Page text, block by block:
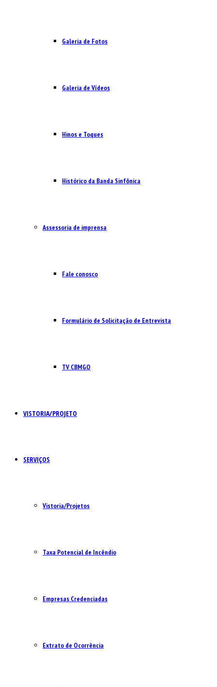
Galeria de Fotos
Galeria de Vídeos
Hinos e Toques
Histórico da Banda Sinfônica
Assessoria de imprensa
Fale conosco
Formulário de Solicitação de Entrevista
TV CBMGO
VISTORIA/PROJETO
SERVIÇOS
Vistoria/Projetos
Taxa Potencial de Incêndio
Empresas Credenciadas
Extrato de Ocorrência